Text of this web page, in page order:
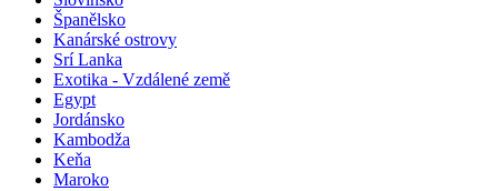
Španělsko
Kanárské ostrovy
Srí Lanka
Exotika - Vzdálené země
Egypt
Jordánsko
Kambodža
Keňa
Maroko